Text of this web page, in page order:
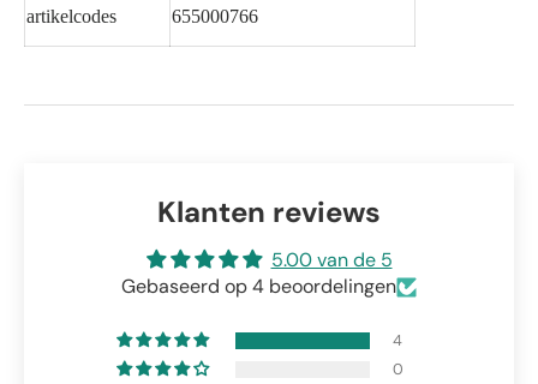
artikelcodes
655000766
Klanten reviews
5.00 van de 5
Gebaseerd op 4 beoordelingen
4
0